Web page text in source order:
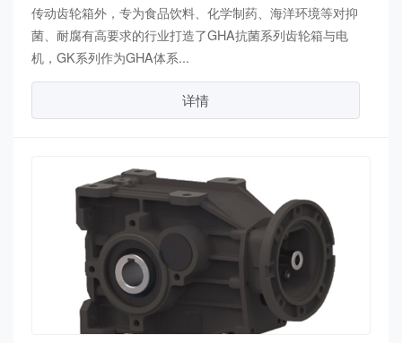
传动齿轮箱外，专为食品饮料、化学制药、海洋环境等对抑
菌、耐腐有高要求的行业打造了GHA抗菌系列齿轮箱与电
机，GK系列作为GHA体系...
详情